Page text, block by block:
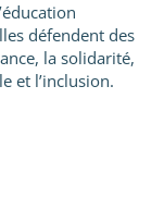
défendent des
la solidarité,
et l’inclusion.